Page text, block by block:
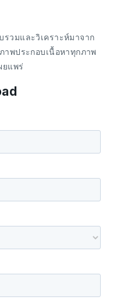
วมและวิเคราะห์มาจาก
พประกอบเนื้อหาทุกภาพ
ยแพร่